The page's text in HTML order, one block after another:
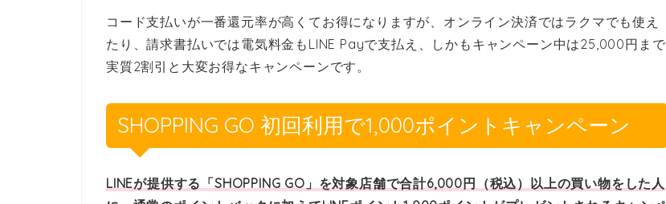
コード支払いが一番還元率が高くてお得になりますが、オンライン決済ではラクマでも使え
たり、請求書払いでは電気料金もLINE Payで支払え、しかもキャンペーン中は25,000円まで
実質2割引と大変お得なキャンペーンです。
SHOPPING GO 初回利用で1,000ポイントキャンペーン
LINEが提供する「SHOPPING GO」を対象店舗で合計6,000円（税込）以上の買い物をした人